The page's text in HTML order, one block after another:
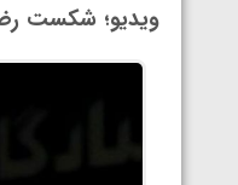
ویدیو؛ شکست